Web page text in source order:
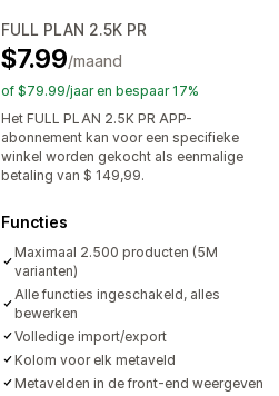
FULL PLAN 2.5K PR
$7.99/maand
of $79.99/jaar en bespaar 17%
Het FULL PLAN 2.5K PR APP-
abonnement kan voor een specifieke
winkel worden gekocht als eenmalige
betaling van $ 149,99.
Functies
Maximaal 2.500 producten (5M
varianten)
Alle functies ingeschakeld, alles
bewerken
Volledige import/export
Kolom voor elk metaveld
Metavelden in de front-end weergeven